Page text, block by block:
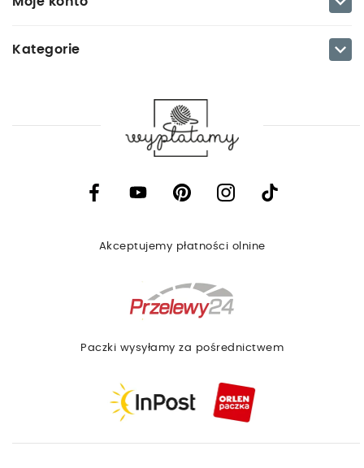
Kategorie 
Akceptujemy płatności olnine
Paczki wysyłamy za pośrednictwem